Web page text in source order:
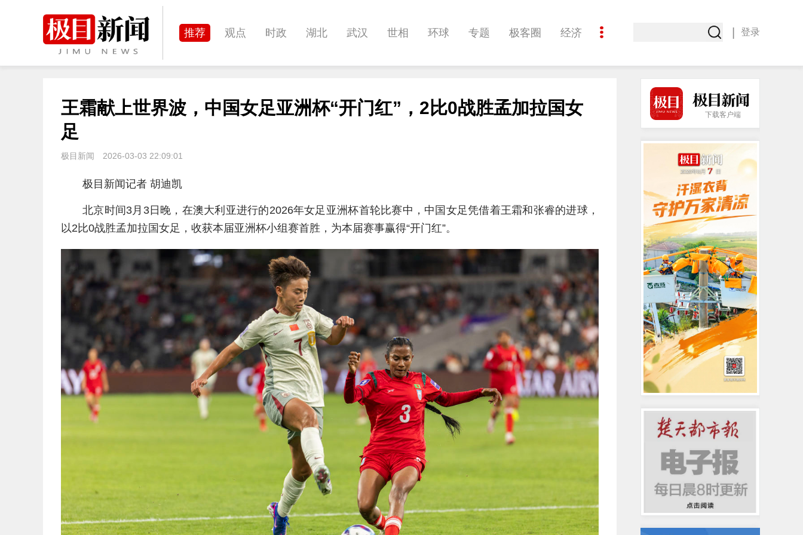
推荐 观点 时政 湖北 武汉 世相 环球 专题 极客圈 经济
体育 娱乐 影像 帅作文 International 职教院 酒道
登录
王霜献上世界波，中国女足亚洲杯“开门红”，2比0战胜孟加拉国女
足
极目新闻 2026-03-03 22:09:01
极目新闻记者 胡迪凯
北京时间3月3日晚，在澳大利亚进行的2026年女足亚洲杯首轮比赛中，中国女足凭借着王霜和张睿的进球，
以2比0战胜孟加拉国女足，收获本届亚洲杯小组赛首胜，为本届赛事赢得“开门红”。
下载客户端